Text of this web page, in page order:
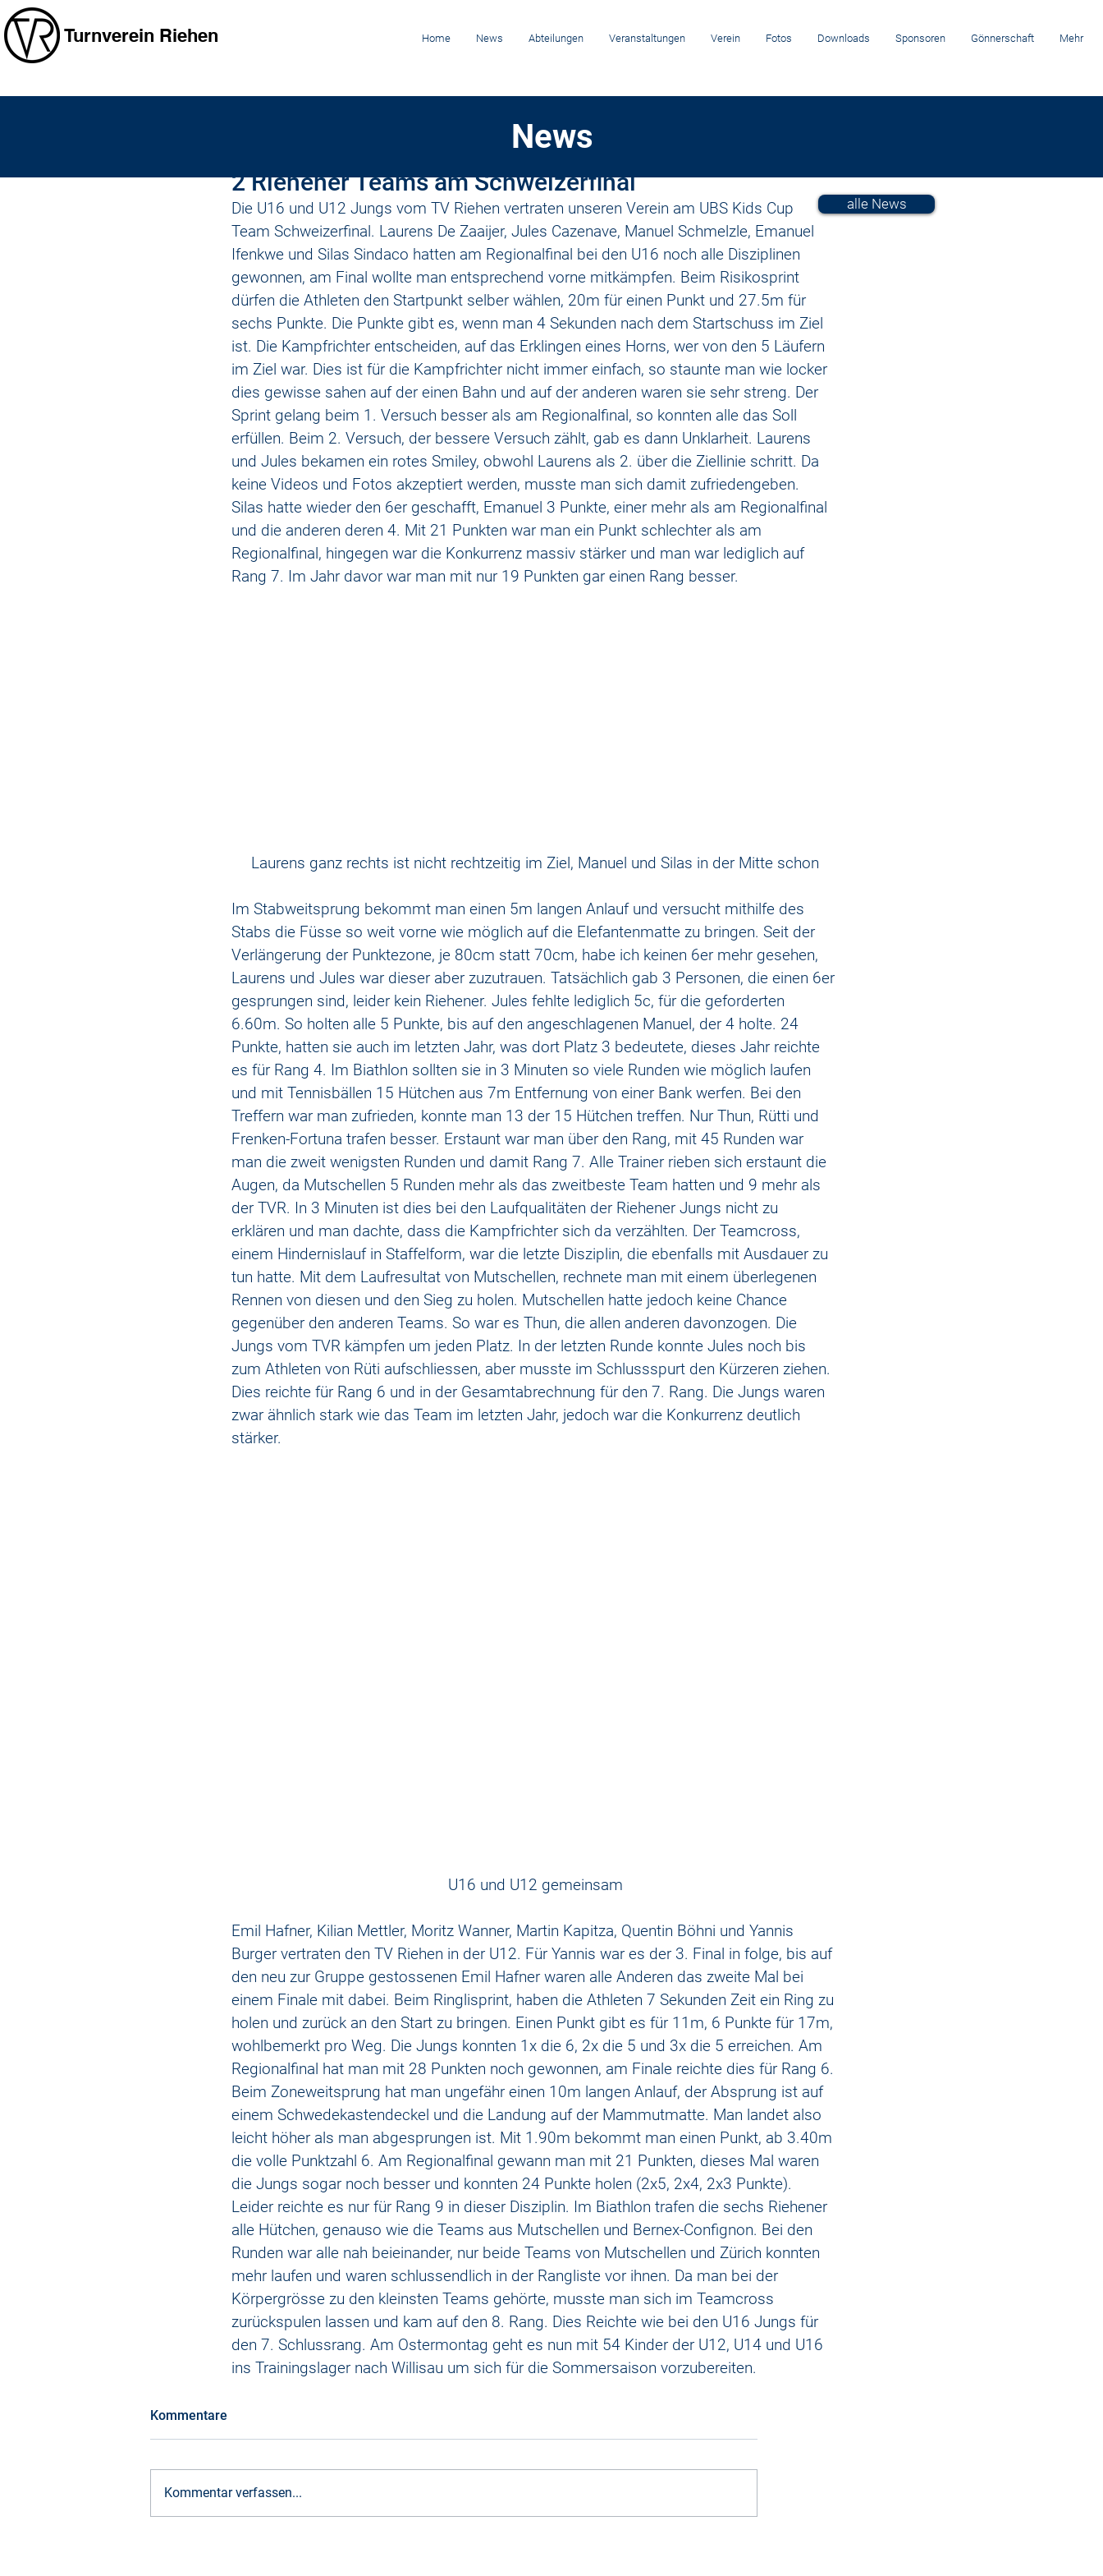
Turnverein Riehen Home News Abteilungen Veranstaltungen Verein Fotos Downloads Sponsoren Gönnerschaft Mehr
2 Riehener Teams am Schweizerfinal
Die U16 und U12 Jungs vom TV Riehen vertraten unseren Verein am UBS Kids Cup
Team Schweizerfinal. Laurens De Zaaijer, Jules Cazenave, Manuel Schmelzle, Emanuel
Ifenkwe und Silas Sindaco hatten am Regionalfinal bei den U16 noch alle Disziplinen
gewonnen, am Final wollte man entsprechend vorne mitkämpfen. Beim Risikosprint
dürfen die Athleten den Startpunkt selber wählen, 20m für einen Punkt und 27.5m für
sechs Punkte. Die Punkte gibt es, wenn man 4 Sekunden nach dem Startschuss im Ziel
ist. Die Kampfrichter entscheiden, auf das Erklingen eines Horns, wer von den 5 Läufern
im Ziel war. Dies ist für die Kampfrichter nicht immer einfach, so staunte man wie locker
dies gewisse sahen auf der einen Bahn und auf der anderen waren sie sehr streng. Der
Sprint gelang beim 1. Versuch besser als am Regionalfinal, so konnten alle das Soll
erfüllen. Beim 2. Versuch, der bessere Versuch zählt, gab es dann Unklarheit. Laurens
und Jules bekamen ein rotes Smiley, obwohl Laurens als 2. über die Ziellinie schritt. Da
keine Videos und Fotos akzeptiert werden, musste man sich damit zufriedengeben.
Silas hatte wieder den 6er geschafft, Emanuel 3 Punkte, einer mehr als am Regionalfinal
und die anderen deren 4. Mit 21 Punkten war man ein Punkt schlechter als am
Regionalfinal, hingegen war die Konkurrenz massiv stärker und man war lediglich auf
Rang 7. Im Jahr davor war man mit nur 19 Punkten gar einen Rang besser.
Laurens ganz rechts ist nicht rechtzeitig im Ziel, Manuel und Silas in der Mitte schon
Im Stabweitsprung bekommt man einen 5m langen Anlauf und versucht mithilfe des
Stabs die Füsse so weit vorne wie möglich auf die Elefantenmatte zu bringen. Seit der
Verlängerung der Punktezone, je 80cm statt 70cm, habe ich keinen 6er mehr gesehen,
Laurens und Jules war dieser aber zuzutrauen. Tatsächlich gab 3 Personen, die einen 6er
gesprungen sind, leider kein Riehener. Jules fehlte lediglich 5c, für die geforderten
6.60m. So holten alle 5 Punkte, bis auf den angeschlagenen Manuel, der 4 holte. 24
Punkte, hatten sie auch im letzten Jahr, was dort Platz 3 bedeutete, dieses Jahr reichte
es für Rang 4. Im Biathlon sollten sie in 3 Minuten so viele Runden wie möglich laufen
und mit Tennisbällen 15 Hütchen aus 7m Entfernung von einer Bank werfen. Bei den
Treffern war man zufrieden, konnte man 13 der 15 Hütchen treffen. Nur Thun, Rütti und
Frenken-Fortuna trafen besser. Erstaunt war man über den Rang, mit 45 Runden war
man die zweit wenigsten Runden und damit Rang 7. Alle Trainer rieben sich erstaunt die
Augen, da Mutschellen 5 Runden mehr als das zweitbeste Team hatten und 9 mehr als
der TVR. In 3 Minuten ist dies bei den Laufqualitäten der Riehener Jungs nicht zu
erklären und man dachte, dass die Kampfrichter sich da verzählten. Der Teamcross,
einem Hindernislauf in Staffelform, war die letzte Disziplin, die ebenfalls mit Ausdauer zu
tun hatte. Mit dem Laufresultat von Mutschellen, rechnete man mit einem überlegenen
Rennen von diesen und den Sieg zu holen. Mutschellen hatte jedoch keine Chance
gegenüber den anderen Teams. So war es Thun, die allen anderen davonzogen. Die
Jungs vom TVR kämpfen um jeden Platz. In der letzten Runde konnte Jules noch bis
zum Athleten von Rüti aufschliessen, aber musste im Schlussspurt den Kürzeren ziehen.
Dies reichte für Rang 6 und in der Gesamtabrechnung für den 7. Rang. Die Jungs waren
zwar ähnlich stark wie das Team im letzten Jahr, jedoch war die Konkurrenz deutlich
stärker.
U16 und U12 gemeinsam
Emil Hafner, Kilian Mettler, Moritz Wanner, Martin Kapitza, Quentin Böhni und Yannis
Burger vertraten den TV Riehen in der U12. Für Yannis war es der 3. Final in folge, bis auf
den neu zur Gruppe gestossenen Emil Hafner waren alle Anderen das zweite Mal bei
einem Finale mit dabei. Beim Ringlisprint, haben die Athleten 7 Sekunden Zeit ein Ring zu
holen und zurück an den Start zu bringen. Einen Punkt gibt es für 11m, 6 Punkte für 17m,
wohlbemerkt pro Weg. Die Jungs konnten 1x die 6, 2x die 5 und 3x die 5 erreichen. Am
Regionalfinal hat man mit 28 Punkten noch gewonnen, am Finale reichte dies für Rang 6.
Beim Zoneweitsprung hat man ungefähr einen 10m langen Anlauf, der Absprung ist auf
einem Schwedekastendeckel und die Landung auf der Mammutmatte. Man landet also
leicht höher als man abgesprungen ist. Mit 1.90m bekommt man einen Punkt, ab 3.40m
die volle Punktzahl 6. Am Regionalfinal gewann man mit 21 Punkten, dieses Mal waren
die Jungs sogar noch besser und konnten 24 Punkte holen (2x5, 2x4, 2x3 Punkte).
Leider reichte es nur für Rang 9 in dieser Disziplin. Im Biathlon trafen die sechs Riehener
alle Hütchen, genauso wie die Teams aus Mutschellen und Bernex-Confignon. Bei den
Runden war alle nah beieinander, nur beide Teams von Mutschellen und Zürich konnten
mehr laufen und waren schlussendlich in der Rangliste vor ihnen. Da man bei der
Körpergrösse zu den kleinsten Teams gehörte, musste man sich im Teamcross
zurückspulen lassen und kam auf den 8. Rang. Dies Reichte wie bei den U16 Jungs für
den 7. Schlussrang. Am Ostermontag geht es nun mit 54 Kinder der U12, U14 und U16
ins Trainingslager nach Willisau um sich für die Sommersaison vorzubereiten.
Kommentare
Kommentar verfassen...
News
alle News